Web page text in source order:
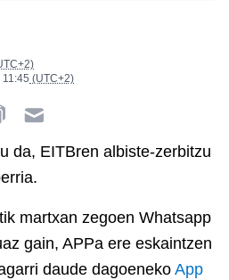
11:45 (UTC+2)
da, EITBren albiste-zerbitzu
martxan zegoen Whatsapp
gain, APPa ere eskaintzen
daude dagoeneko App